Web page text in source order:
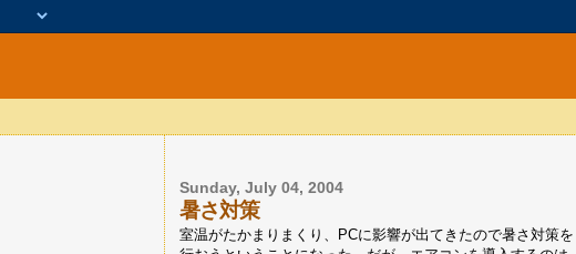
Sunday, July 04, 2004
暑さ対策
室温がたかまりまくり、PCに影響が出てきたので暑さ対策を